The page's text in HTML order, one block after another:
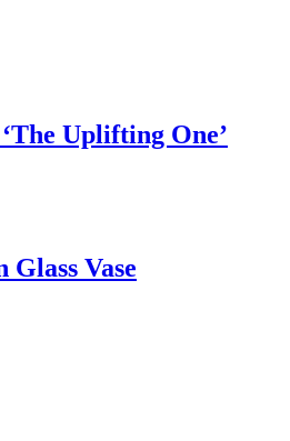
Uplifting One’
Glass Vase